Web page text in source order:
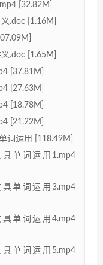
[32.82M]
.doc [1.16M]
.doc [1.65M]
[37.81M]
[27.63M]
[18.78M]
[21.22M]
词运用 [118.49M]
单词运用1.mp4
单词运用3.mp4
单词运用4.mp4
单词运用5.mp4